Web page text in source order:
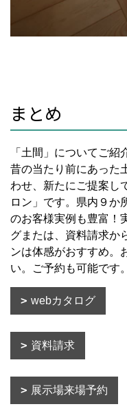
まとめ
「土間」についてご
昔の当たり前にあった
わせ、新たにご提案し
ロン」です。県内９か
のお客様実例も豊富！
グまたは、資料請求か
ンは体感がおすすめ。
い。ご予約も可能です。
webカタログ
資料請求
展示場来場予約